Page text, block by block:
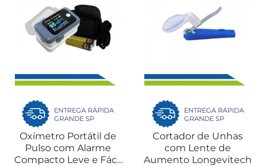
ENTREGA RÁPIDA
GRANDE SP
Oxímetro Portátil de
Pulso com Alarme
Compacto Leve e Fácil
ENTREGA RÁPIDA
GRANDE SP
Cortador de Unhas
com Lente de
Aumento Longevitech